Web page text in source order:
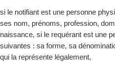
si le notifiant est une personne
ses nom, prénoms, profession,
naissance, si le requérant est une
suivantes : sa forme, sa
qui la représente légalement,